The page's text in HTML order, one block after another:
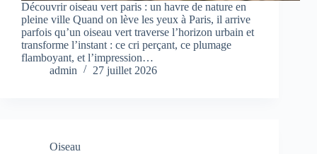
Découvrir oiseau vert paris : un havre de nature en
pleine ville Quand on lève les yeux à Paris, il arrive
parfois qu’un oiseau vert traverse l’horizon urbain et
transforme l’instant : ce cri perçant, ce plumage
flamboyant, et l’impression…
admin
27 juillet 2026
Oiseau